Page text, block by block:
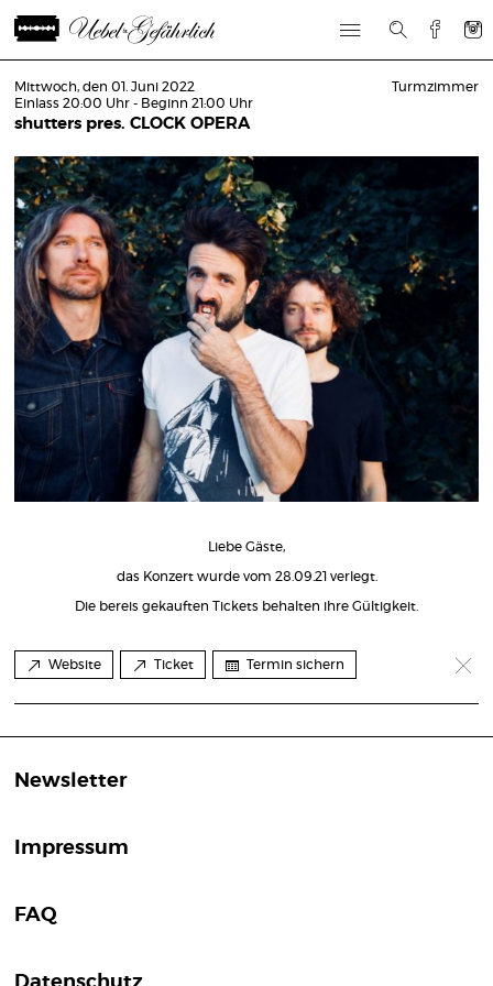
Mittwoch, den 01. Juni 2022
Einlass 20:00 Uhr - Beginn 21:00 Uhr
shutters pres. CLOCK OPERA
Turmzimmer
Liebe Gäste,
das Konzert wurde vom 28.09.21 verlegt.
Die bereis gekauften Tickets behalten ihre Gültigkeit.
Website Ticket Termin sichern
Newsletter
Impressum
FAQ